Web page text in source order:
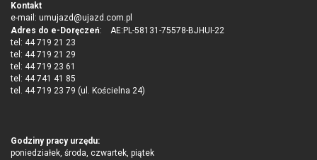
Kontakt
e-mail: umujazd@ujazd.com.pl
Adres do e-Doręczeń: AE:PL-58131-75578-BJHUI-22
tel: 44 719 21 23
tel: 44 719 21 29
tel: 44 719 23 61
tel: 44 741 41 85
tel. 44 719 23 79 (ul. Kościelna 24)
Godziny pracy urzędu:
poniedziałek, środa, czwartek, piątek